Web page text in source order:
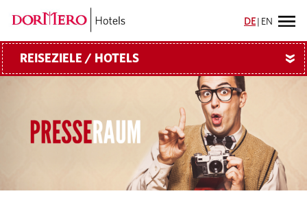
DE EN
REISEZIELE / HOTELS »